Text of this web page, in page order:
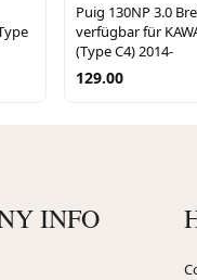
Puig 130NP 3.0
verfügbar für
(Type C4) 2014-
129.00
INFO